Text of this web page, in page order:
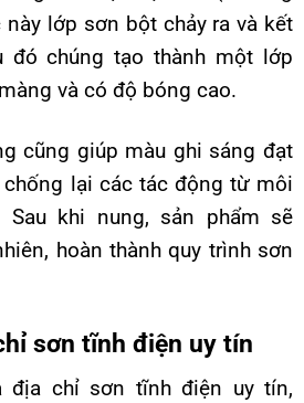
này lớp sơn bột chảy ra và kết
đó chúng tạo thành một lớp
và có độ bóng cao.
cũng giúp màu ghi sáng đạt
chống lại các tác động từ môi
Sau khi nung, sản phẩm sẽ
hoàn thành quy trình sơn
sơn tĩnh điện uy tín
địa chỉ sơn tĩnh điện uy tín,